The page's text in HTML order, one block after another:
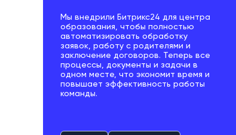
Мы внедрили Битрикс24 для центра
образования, чтобы полностью
автоматизировать обработку
заявок, работу с родителями и
заключение договоров. Теперь все
процессы, документы и задачи в
одном месте, что экономит время и
повышает эффективность работы
команды.